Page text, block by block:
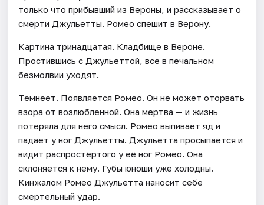
только что прибывший из Вероны, и рассказывает о
смерти Джульетты. Ромео спешит в Верону.
Картина тринадцатая. Кладбище в Вероне.
Простившись с Джульеттой, все в печальном
безмолвии уходят.
Темнеет. Появляется Ромео. Он не может оторвать
взора от возлюбленной. Она мертва — и жизнь
потеряла для него смысл. Ромео выпивает яд и
падает у ног Джульетты. Джульетта просыпается и
видит распростёртого у её ног Ромео. Она
склоняется к нему. Губы юноши уже холодны.
Кинжалом Ромео Джульетта наносит себе
смертельный удар.